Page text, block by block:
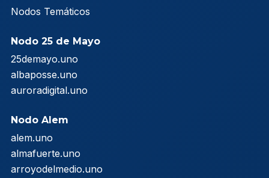
Nodos Temáticos
Nodo 25 de Mayo
25demayo.uno
albaposse.uno
auroradigital.uno
Nodo Alem
alem.uno
almafuerte.uno
arroyodelmedio.uno